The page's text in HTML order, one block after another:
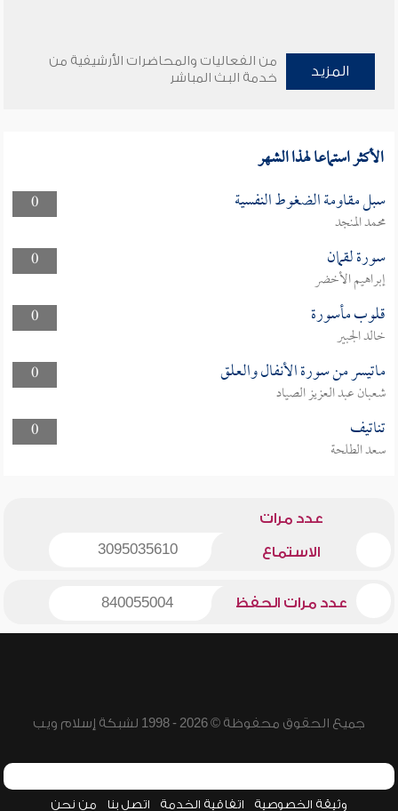
المزيد
من الفعاليات والمحاضرات الأرشيفية من
خدمة البث المباشر
الأكثر استماعا لهذا الشهر
0 سبل مقاومة الضغوط النفسية
محمد المنجد
0
سورة لقمان
إبراهيم الأخضر
0
قلوب مأسورة
خالد الجبير
0
ماتيسر من سورة الأنفال والعلق
شعبان عبد العزيز الصياد
0
تناتيف
سعد الطلحة
عدد مرات
الاستماع 3095035610
عدد مرات الحفظ 840055004
جميع الحقوق محفوظة © 2026 - 1998 لشبكة إسلام ويب
وثيقة الخصوصية اتفاقية الخدمة اتصل بنا من نحن